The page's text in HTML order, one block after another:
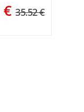
€ 35.52 €